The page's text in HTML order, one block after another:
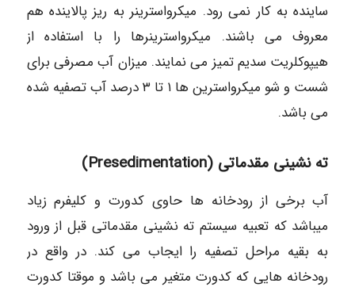
ساینده به کار نمی رود. میکرواسترینر به ریز پالاینده هم
معروف می باشند. میکرواسترینرها را با استفاده از
هیپوکلریت سدیم تمیز می نمایند. میزان آب مصرفی برای
شست و شو میکرواسترین ها ۱ تا ۳ درصد آب تصفیه شده
می باشد.
ته نشینی مقدماتی (Presedimentation)
آب برخی از رودخانه ها حاوی کدورت و کلیفرم زیاد
میباشد که تعبیه سیستم ته نشینی مقدماتی قبل از ورود
به بقیه مراحل تصفیه را ایجاب می کند. در واقع در
رودخانه هایی که کدورت متغیر می باشد و موقتا كدورت